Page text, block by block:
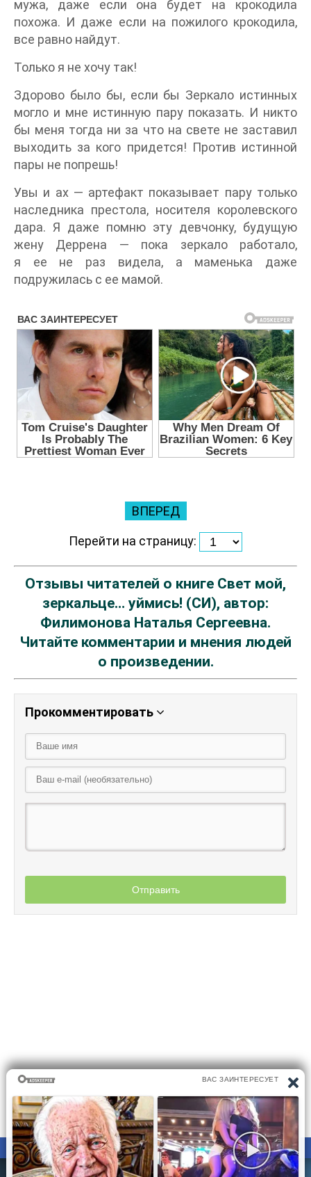
мужа, даже если она будет на крокодила
похожа. И даже если на пожилого крокодила,
все равно найдут.
Только я не хочу так!
Здорово было бы, если бы Зеркало истинных
могло и мне истинную пару показать. И никто
бы меня тогда ни за что на свете не заставил
выходить за кого придется! Против истинной
пары не попрешь!
Увы и ах — артефакт показывает пару только
наследника престола, носителя королевского
дара. Я даже помню эту девчонку, будущую
жену Деррена — пока зеркало работало,
я ее не раз видела, а маменька даже
подружилась с ее мамой.
ВПЕРЕД
Перейти на страницу:
Отзывы читателей о книге Свет мой,
зеркальце… уймись! (СИ), автор:
Филимонова Наталья Сергеевна.
Читайте комментарии и мнения людей
о произведении.
Прокомментировать
Отправить
ПРАВООБЛАДАТЕЛЯМ ПОЛИТИКА КОНФИДЕНЦИАЛЬНОСТИ